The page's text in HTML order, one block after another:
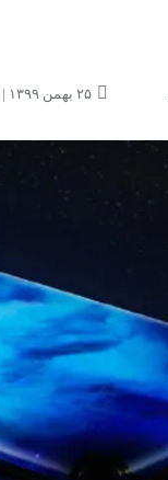
۲۵ بهمن ۱۳۹۹ | ۰۸:۲۰